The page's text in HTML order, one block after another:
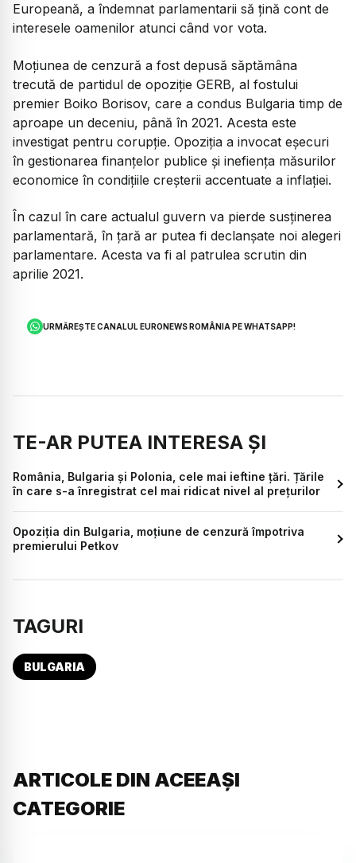
Europeană, a îndemnat parlamentarii să țină cont de
interesele oamenilor atunci când vor vota.
Moțiunea de cenzură a fost depusă săptămâna
trecută de partidul de opoziție GERB, al fostului
premier Boiko Borisov, care a condus Bulgaria timp de
aproape un deceniu, până în 2021. Acesta este
investigat pentru corupție. Opoziția a invocat eșecuri
în gestionarea finanțelor publice și inefiența măsurilor
economice în condițiile creșterii accentuate a inflației.
În cazul în care actualul guvern va pierde susținerea
parlamentară, în țară ar putea fi declanșate noi alegeri
parlamentare. Acesta va fi al patrulea scrutin din
aprilie 2021.
URMĂREȘTE CANALUL EURONEWS ROMÂNIA PE WHATSAPP!
TE-AR PUTEA INTERESA ȘI
România, Bulgaria și Polonia, cele mai ieftine țări. Țările
în care s-a înregistrat cel mai ridicat nivel al prețurilor
Opoziția din Bulgaria, moțiune de cenzură împotriva
premierului Petkov
TAGURI
BULGARIA
ARTICOLE DIN ACEEAȘI
CATEGORIE